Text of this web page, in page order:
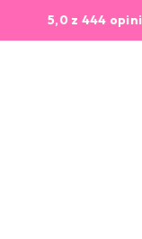
5,0 z 444 opinii